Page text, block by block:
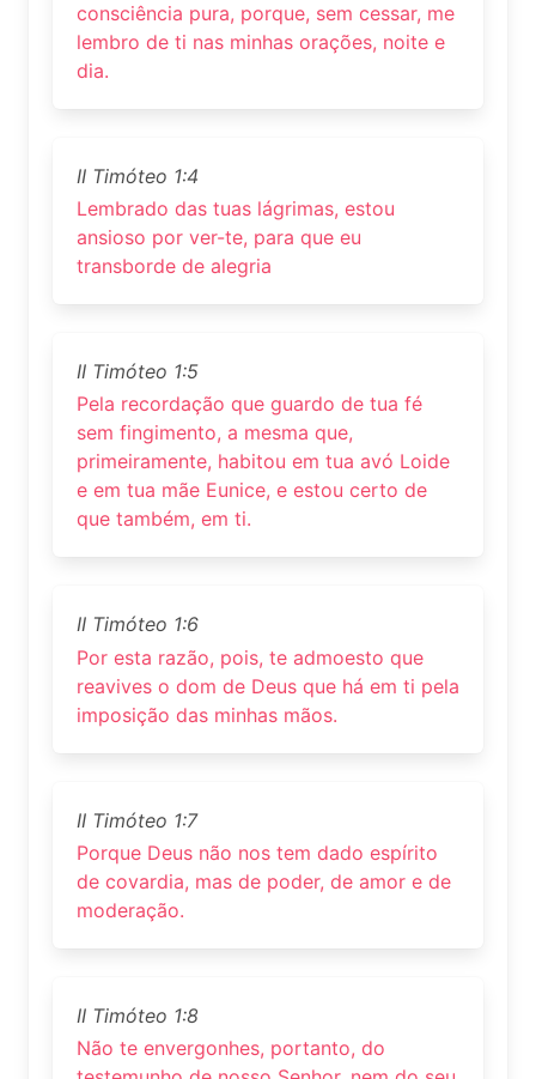
consciência pura, porque, sem cessar, me
lembro de ti nas minhas orações, noite e
dia.
II Timóteo 1:4
Lembrado das tuas lágrimas, estou
ansioso por ver-te, para que eu
transborde de alegria
II Timóteo 1:5
Pela recordação que guardo de tua fé
sem fingimento, a mesma que,
primeiramente, habitou em tua avó Loide
e em tua mãe Eunice, e estou certo de
que também, em ti.
II Timóteo 1:6
Por esta razão, pois, te admoesto que
reavives o dom de Deus que há em ti pela
imposição das minhas mãos.
II Timóteo 1:7
Porque Deus não nos tem dado espírito
de covardia, mas de poder, de amor e de
moderação.
II Timóteo 1:8
Não te envergonhes, portanto, do